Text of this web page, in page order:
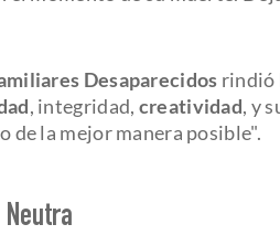
Desaparecidos rindió
, integridad, creatividad, y
de la mejor manera posible".